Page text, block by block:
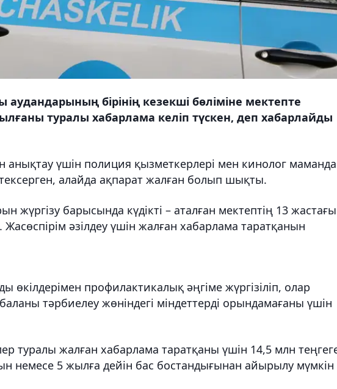
бірінің кезекші бөліміне мектепте
туралы хабарлама келіп түскен, деп хабарлайды
үшін полиция қызметкерлері мен кинолог
алайда ақпарат жалған болып шықты.
жүргізу барысында күдікті – аталған мектептің 13 жастағы
әзілдеу үшін жалған хабарлама таратқанын
профилактикалық әңгіме жүргізіліп, олар
тәрбиелеу жөніндегі міндеттерді орындамағаны үшін
туралы жалған хабарлама таратқаны үшін 14,5 млн
немесе 5 жылға дейін бас бостандығынан айырылу мүмкін